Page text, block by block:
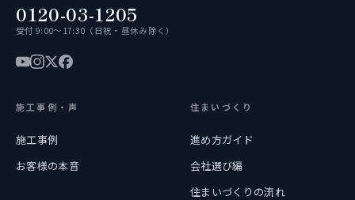
0120-03-1205
受付 9:00〜17:30（日祝・昼休み除く）
施工事例・声
施工事例
お客様の本音
住まいづくり
進め方ガイド
会社選び編
住まいづくりの流れ